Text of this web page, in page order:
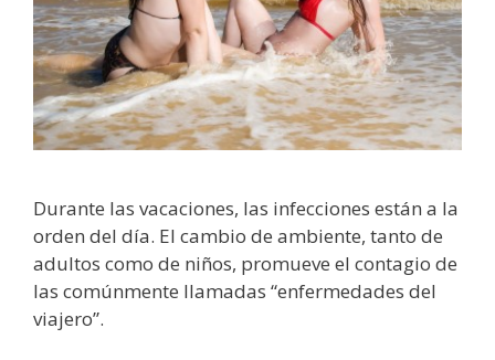
Durante las vacaciones, las infecciones están a la
orden del día. El cambio de ambiente, tanto de
adultos como de niños, promueve el contagio de
las comúnmente llamadas “enfermedades del
viajero”.